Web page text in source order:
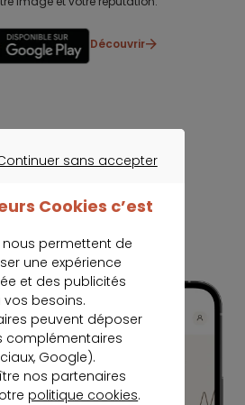
Découvrir
sans accepter
Cookies c’est
nous permettent de
une expérience
et des publicités
besoins.
peuvent déposer
complémentaires
Google).
nos partenaires
politique cookies.